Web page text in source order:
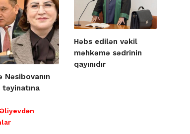
Nəsibovanın
Həbs edilən vəkil
məhkəmə sədrinin
qayınıdır